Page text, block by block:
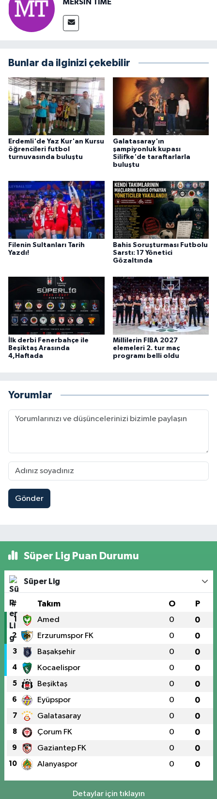
MERSIN TIME
Bunlar da ilginizi çekebilir
Erdemli'de Yaz Kur'an Kursu
öğrencileri futbol
turnuvasında buluştu
Galatasaray'ın
şampiyonluk kupası
Silifke'de taraftarlarla
buluştu
Filenin Sultanları Tarih
Yazdı!
Bahis Soruşturması Futbolu
Sarstı: 17 Yönetici
Gözaltında
İlk derbi Fenerbahçe ile
Beşiktaş Arasında
4,Haftada
Millilerin FIBA 2027
elemeleri 2. tur maç
programı belli oldu
Yorumlar
Gönder
Süper Lig Puan Durumu
Süper Lig
# Takım O P
1 Amed 0 0
2 Erzurumspor FK 0 0
3 Başakşehir 0 0
4 Kocaelispor 0 0
5 Beşiktaş 0 0
6 Eyüpspor 0 0
7 Galatasaray 0 0
8 Çorum FK 0 0
9 Gaziantep FK 0 0
10 Alanyaspor 0 0
Detaylar için tıklayın